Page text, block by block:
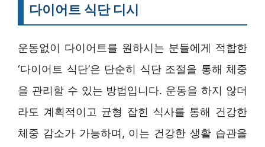
다이어트 식단 디시
운동없이 다이어트를 원하시는 분들에게 적합한
‘다이어트 식단’은 단순히 식단 조절을 통해 체중
을 관리할 수 있는 방법입니다. 운동을 하지 않더
라도 계획적이고 균형 잡힌 식사를 통해 건강한
체중 감소가 가능하며, 이는 건강한 생활 습관을